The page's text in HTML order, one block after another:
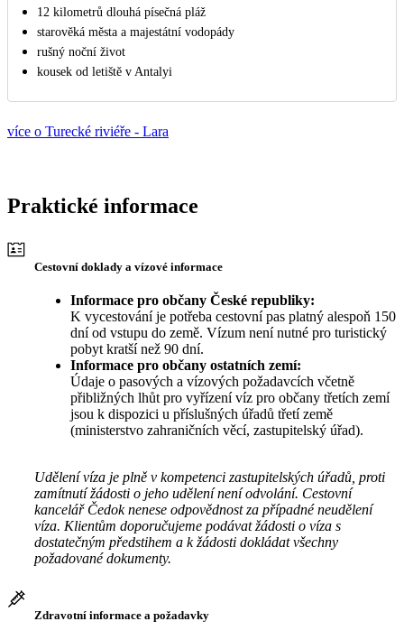
12 kilometrů dlouhá písečná pláž
starověká města a majestátní vodopády
rušný noční život
kousek od letiště v Antalyi
více o Turecké riviéře - Lara
Praktické informace
Cestovní doklady a vízové informace
Informace pro občany České republiky:
K vycestování je potřeba cestovní pas platný alespoň 150
dní od vstupu do země. Vízum není nutné pro turistický
pobyt kratší než 90 dní.
Informace pro občany ostatních zemí:
Údaje o pasových a vízových požadavcích včetně
přibližných lhůt pro vyřízení víz pro občany třetích zemí
jsou k dispozici u příslušných úřadů třetí země
(ministerstvo zahraničních věcí, zastupitelský úřad).
Udělení víza je plně v kompetenci zastupitelských úřadů, proti
zamítnutí žádosti o jeho udělení není odvolání. Cestovní
kancelář Čedok nenese odpovědnost za případné neudělení
víza. Klientům doporučujeme podávat žádosti o víza s
dostatečným předstihem a k žádosti dokládat všechny
požadované dokumenty.
Zdravotní informace a požadavky